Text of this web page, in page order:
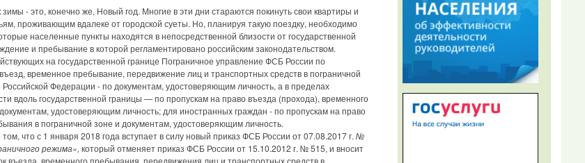
- это, конечно же, Новый год. Многие в эти дни стараются покинуть свои квартиры и
проживающим вдалеке от городской суеты. Но, планируя такую поездку, необходимо
населенные пункты находятся в непосредственной близости от государственной
и пребывание в которой регламентировано российским законодательством.
на государственной границе Пограничное управление ФСБ России по
временное пребывание, передвижение лиц и транспортных средств в пограничной
Федерации - по документам, удостоверяющим личность, а в пределах
вдоль государственной границы — по пропускам на право въезда (прохода), временного
удостоверяющим личность; для иностранных граждан - по пропускам на право
в пограничной зоне и документам, удостоверяющим личность.
что с 1 января 2018 года вступает в силу новый приказ ФСБ России от 07.08.2017 г. №
режима», который отменяет приказ ФСБ России от 15.10.2012 г. № 515, и вносит
въезда, временного пребывания, передвижения лиц и транспортных средств в